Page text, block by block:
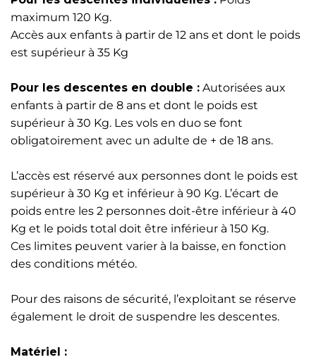
maximum 120 Kg.
Accès aux enfants à partir de 12 ans et dont le poids
est supérieur à 35 Kg
Pour les descentes en double : Autorisées aux
enfants à partir de 8 ans et dont le poids est
supérieur à 30 Kg. Les vols en duo se font
obligatoirement avec un adulte de + de 18 ans.
L’accès est réservé aux personnes dont le poids est
supérieur à 30 Kg et inférieur à 90 Kg. L’écart de
poids entre les 2 personnes doit-être inférieur à 40
Kg et le poids total doit être inférieur à 150 Kg.
Ces limites peuvent varier à la baisse, en fonction
des conditions météo.
Pour des raisons de sécurité, l’exploitant se réserve
également le droit de suspendre les descentes.
Matériel :